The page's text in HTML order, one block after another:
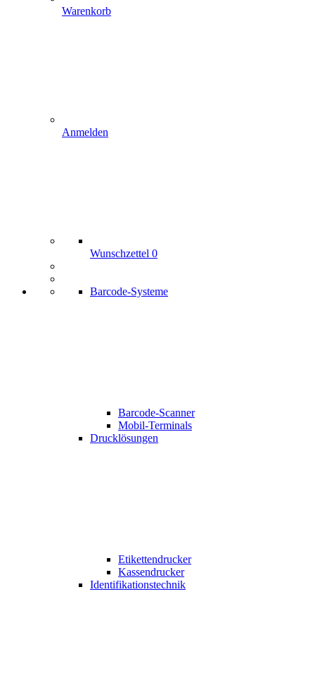
Warenkorb
Anmelden
Wunschzettel 0
Barcode-Systeme
Barcode-Scanner
Mobil-Terminals
Drucklösungen
Etikettendrucker
Kassendrucker
Identifikationstechnik